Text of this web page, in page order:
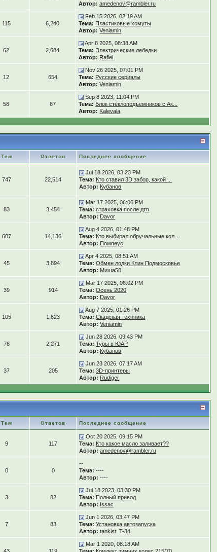
Автор: amedenov@rambler.ru
115 6,240
Feb 15 2026, 02:19 AM
Тема: Пластиковые хомуты
Автор: Veniamin
62 2,684
Apr 8 2025, 08:38 AM
Тема: Электрические лебедки
Автор: Rafiel
12 654
Nov 26 2025, 07:01 PM
Тема: Русские сериалы
Автор: Veniamin
58 87
Sep 8 2023, 11:04 PM
Тема: Блок стеклоподъемников с Ак...
Автор: Kalevala
Тем Ответов Последнее сообщение
747 22,514
Jul 18 2026, 03:23 PM
Тема: Кто ставил 3D забор, какой ...
Автор: Кубанов
83 3,454
Mar 17 2025, 06:06 PM
Тема: страховка после дтп
Автор: Davor
607 14,136
Aug 4 2026, 01:48 PM
Тема: Кто выбирал обручальные кол...
Автор: Помпеус
45 3,894
Apr 4 2025, 08:51 AM
Тема: Обмен лодки Клин Подмосковье
Автор: Миша50
39 914
Mar 17 2025, 06:02 PM
Тема: Осень 2020
Автор: Davor
105 1,623
Aug 7 2025, 01:26 PM
Тема: Скадская технника
Автор: Veniamin
78 2,271
Jun 28 2026, 09:43 PM
Тема: Туры в ЮАР
Автор: Кубанов
37 205
Jun 23 2026, 07:17 AM
Тема: 3D-принтеры
Автор: Rudiger
Тем Ответов Последнее сообщение
9 117
Oct 20 2025, 09:15 PM
Тема: Кто какое масло заливает??
Автор: amedenov@rambler.ru
0 0
--
Тема: ----
Автор: ----
3 82
Jul 18 2023, 03:30 PM
Тема: Полный привод
Автор: Issac
7 83
Jun 1 2026, 03:47 PM
Тема: Установка автозапуска
Автор: tankist_T-34
Mar 1 2020, 08:18 AM